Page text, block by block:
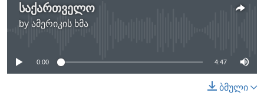
საქართველო
by ამერიკის ხმა
No media source currently available
0:00 4:47
ბმული